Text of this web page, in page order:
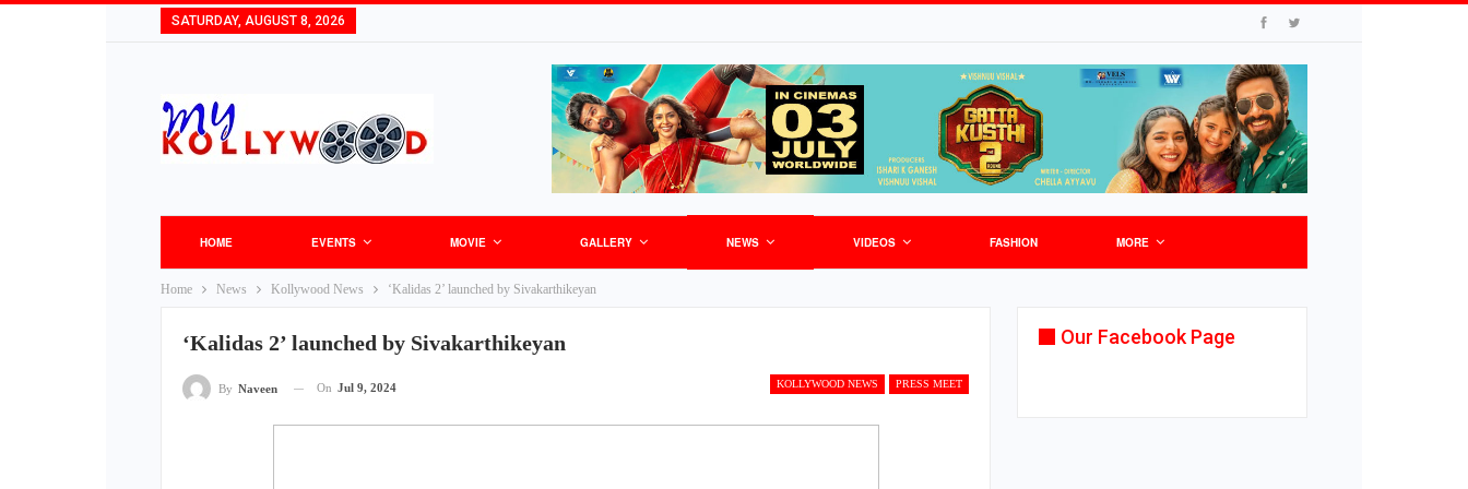
SATURDAY, AUGUST 8, 2026
HOME EVENTS MOVIE GALLERY NEWS VIDEOS FASHION MORE
Home News Kollywood News ‘Kalidas 2’ launched by Sivakarthikeyan
‘Kalidas 2’ launched by Sivakarthikeyan
KOLLYWOOD NEWS PRESS MEET
By Naveen On Jul 9, 2024
Our Facebook Page